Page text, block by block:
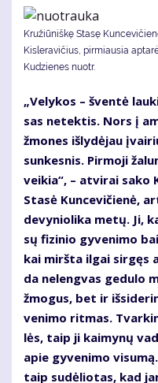
Kružiūniškę Stasę
Kisleravičius, pirmiausia
Kudzienes nuotr.
„Ve­ly­kos – šven­tė
sas ne­tek­tis. Nors į
žmo­nes iš­ly­dė­jau
sun­kes­nis. Pir­mo­ji
vei­kia“, – at­vi­rai sa­ko
Sta­sė Kun­ce­vi­čie­nė,
de­vy­nio­li­ka me­tų. Ji,
sų fi­zi­nio gy­ve­ni­mo
kai mirš­ta il­gai sir­gęs
da ne­leng­vas ge­du­lo
žmo­gus, bet ir
ve­ni­mo rit­mas.
lės, taip ji kai­my­nų
apie gy­ve­ni­mo
taip su­dė­lio­tas, kad